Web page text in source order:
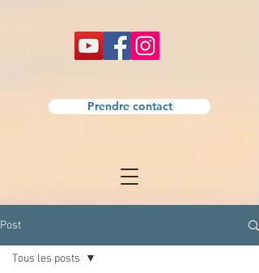
Prendre contact
Post
Tous les posts